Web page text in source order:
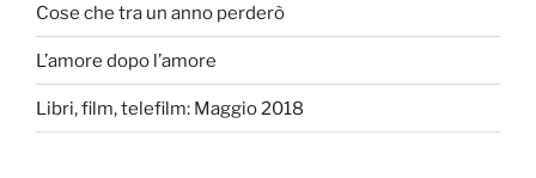
Cose che tra un anno perderò
L’amore dopo l’amore
Libri, film, telefilm: Maggio 2018